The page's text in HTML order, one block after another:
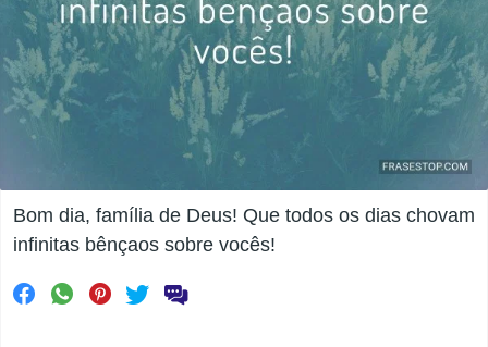
Bom dia, família de Deus! Que todos os dias chovam
infinitas bênçaos sobre vocês!